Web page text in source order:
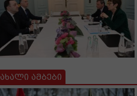
ახალი ამბები